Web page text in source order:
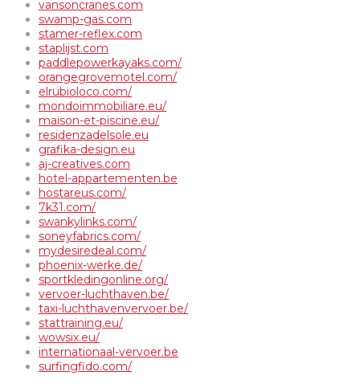
vansoncranes.com
swamp-gas.com
stamer-reflex.com
staplijst.com
paddlepowerkayaks.com/
orangegrovemotel.com/
elrubioloco.com/
mondoimmobiliare.eu/
maison-et-piscine.eu/
residenzadelsole.eu
grafika-design.eu
aj-creatives.com
hotel-appartementen.be
hostareus.com/
7k31.com/
swankylinks.com/
soneyfabrics.com/
mydesiredeal.com/
phoenix-werke.de/
sportkledingonline.org/
vervoer-luchthaven.be/
taxi-luchthavenvervoer.be/
stattraining.eu/
wowsix.eu/
internationaal-vervoer.be
surfingfido.com/